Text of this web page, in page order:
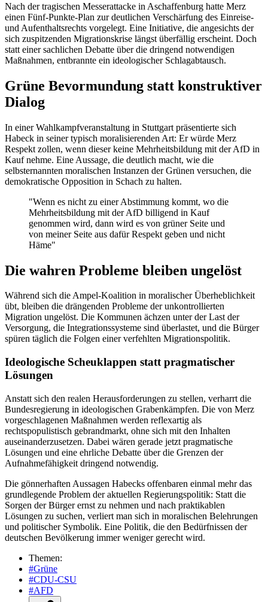
Nach der tragischen Messerattacke in Aschaffenburg hatte Merz
einen Fünf-Punkte-Plan zur deutlichen Verschärfung des Einreise-
und Aufenthaltsrechts vorgelegt. Eine Initiative, die angesichts der
sich zuspitzenden Migrationskrise längst überfällig erscheint. Doch
statt einer sachlichen Debatte über die dringend notwendigen
Maßnahmen, entbrannte ein ideologischer Schlagabtausch.
Grüne Bevormundung statt konstruktiver
Dialog
In einer Wahlkampfveranstaltung in Stuttgart präsentierte sich
Habeck in seiner typisch moralisierenden Art: Er würde Merz
Respekt zollen, wenn dieser keine Mehrheitsbildung mit der AfD in
Kauf nehme. Eine Aussage, die deutlich macht, wie die
selbsternannten moralischen Instanzen der Grünen versuchen, die
demokratische Opposition in Schach zu halten.
"Wenn es nicht zu einer Abstimmung kommt, wo die
Mehrheitsbildung mit der AfD billigend in Kauf
genommen wird, dann wird es von grüner Seite und
von meiner Seite aus dafür Respekt geben und nicht
Häme"
Die wahren Probleme bleiben ungelöst
Während sich die Ampel-Koalition in moralischer Überheblichkeit
übt, bleiben die drängenden Probleme der unkontrollierten
Migration ungelöst. Die Kommunen ächzen unter der Last der
Versorgung, die Integrationssysteme sind überlastet, und die Bürger
spüren täglich die Folgen einer verfehlten Migrationspolitik.
Ideologische Scheuklappen statt pragmatischer
Lösungen
Anstatt sich den realen Herausforderungen zu stellen, verharrt die
Bundesregierung in ideologischen Grabenkämpfen. Die von Merz
vorgeschlagenen Maßnahmen werden reflexartig als
rechtspopulistisch gebrandmarkt, ohne sich mit den Inhalten
auseinanderzusetzen. Dabei wären gerade jetzt pragmatische
Lösungen und eine ehrliche Debatte über die Grenzen der
Aufnahmefähigkeit dringend notwendig.
Die gönnerhaften Aussagen Habecks offenbaren einmal mehr das
grundlegende Problem der aktuellen Regierungspolitik: Statt die
Sorgen der Bürger ernst zu nehmen und nach praktikablen
Lösungen zu suchen, verliert man sich in moralischen Belehrungen
und politischer Symbolik. Eine Politik, die den Bedürfnissen der
deutschen Bevölkerung immer weniger gerecht wird.
Themen:
#Grüne
#CDU-CSU
#AFD